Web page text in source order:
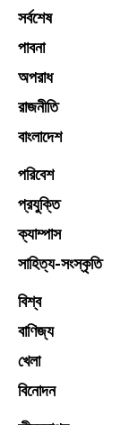
সর্বশেষ
পাবনা
অপরাধ
রাজনীতি
বাংলাদেশ
পরিবেশ
প্রযুক্তি
ক্যাম্পাস
সাহিত্য-সংস্কৃতি
বিশ্ব
বাণিজ্য
খেলা
বিনোদন